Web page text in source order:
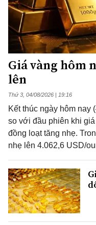
Giá vàng hôm
lên
Thứ 3, 04/08/2026 | 19:16
Kết thúc ngày hôm nay
so với đầu phiên khi
đồng loạt tăng nhẹ.
nhẹ lên 4.062,6 USD/